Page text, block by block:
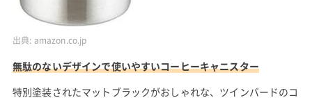
出典: amazon.co.jp
無駄のないデザインで使いやすいコーヒーキャニスター
特別塗装されたマットブラックがおしゃれな、ツインバードのコ